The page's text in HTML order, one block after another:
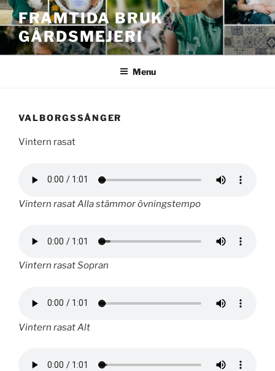
Skip
to
content
FRAMTIDA BRUK
GÅRDSMEJERI
Menu
VALBORGSSÅNGER
Vintern rasat
Vintern rasat Alla stämmor övningstempo
Vintern rasat Sopran
Vintern rasat Alt